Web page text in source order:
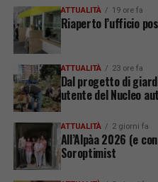
ATTUALITÀ 19 ore fa
Riaperto l’ufficio
ATTUALITÀ 23 ore fa
Dal progetto di
utente del Nucleo
ATTUALITÀ 2 giorni fa
All’Alpàa 2026 (e
Soroptimist